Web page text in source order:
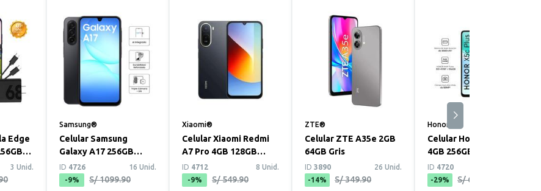
Edge
3 Unid.
Samsung®
Celular Samsung
Galaxy A17 256GB
Negro
ID 4726
16 Unid.
-9%
S/ 1099.90
Xiaomi®
Celular Xiaomi Redmi
A7 Pro 4GB 128GB
Negro
ID 4712
8 Unid.
-9%
S/ 549.90
ZTE®
Celular ZTE A35e 2GB
64GB Gris
ID 3890
26 Unid.
-14%
S/ 349.90
Honor®
Celular Honor X5c Plus
4GB 256GB Negro
ID 4720
-29%
S/ 699.90